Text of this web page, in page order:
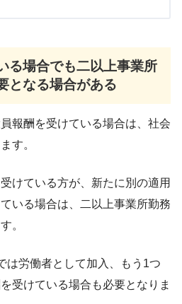
る場合でも二以上事業所
となる場合がある
報酬を受けている場合は、社会
す。
けている方が、新たに別の適用
いる場合は、二以上事業所勤務
。
は労働者として加入、もう1つ
受けている場合も必要となりま